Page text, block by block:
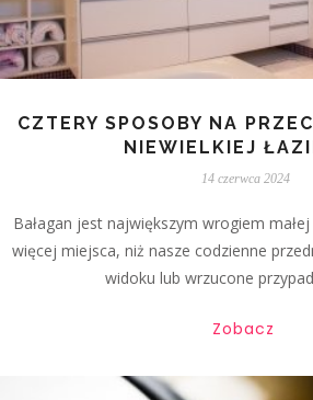
CZTERY SPOSOBY NA
NIEWIELKIEJ
14 czerwca 2024
Bałagan jest największym wrogiem małej
więcej miejsca, niż nasze codzienne
widoku lub wrzucone
Zobacz